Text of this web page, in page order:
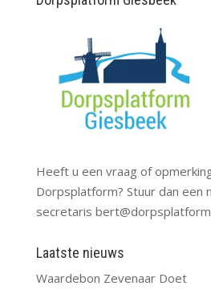
Heeft u een vraag of
Dorpsplatform? Stuur dan een
secretaris
Laatste nieuws
Waardebon Zevenaar Doet